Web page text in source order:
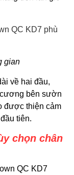
gian
về hai đầu,
bên sườn
được thiện cảm
tiên.
chọn chân
QC KD7